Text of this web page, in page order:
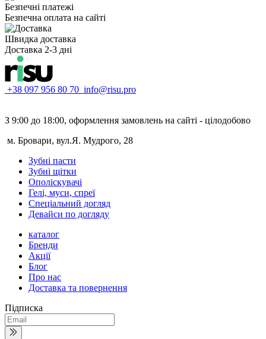
Безпечні платежі
Безпечна оплата на сайті
Швидка доставка
Доставка 2-3 дні
+38 097 956 80 70 info@risu.pro
З 9:00 до 18:00, оформлення замовлень на сайті - цілодобово
м. Бровари, вул.Я. Мудрого, 28
Зубні пасти
Зубні щітки
Ополіскувачі
Гелі, муси, спреї
Спеціальний догляд
Девайси по догляду
каталог
Бренди
Акції
Блог
Про нас
Доставка та повернення
Підписка